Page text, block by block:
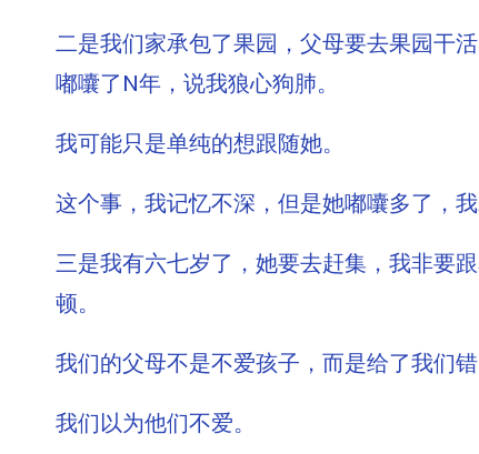
二是我们家承包了果园，父母要去果园干
嘟囔了N年，说我狼心狗肺。
我可能只是单纯的想跟随她。
这个事，我记忆不深，但是她嘟囔多了，我
三是我有六七岁了，她要去赶集，我非要
顿。
我们的父母不是不爱孩子，而是给了我们错
我们以为他们不爱。